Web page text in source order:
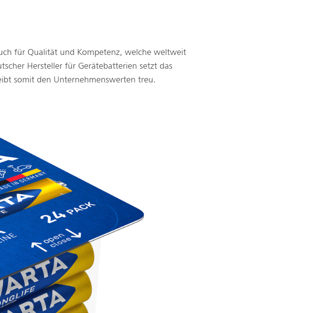
für Qualität und Kompetenz, welche weltweit
Hersteller für Gerätebatterien setzt das
somit den Unternehmenswerten treu.